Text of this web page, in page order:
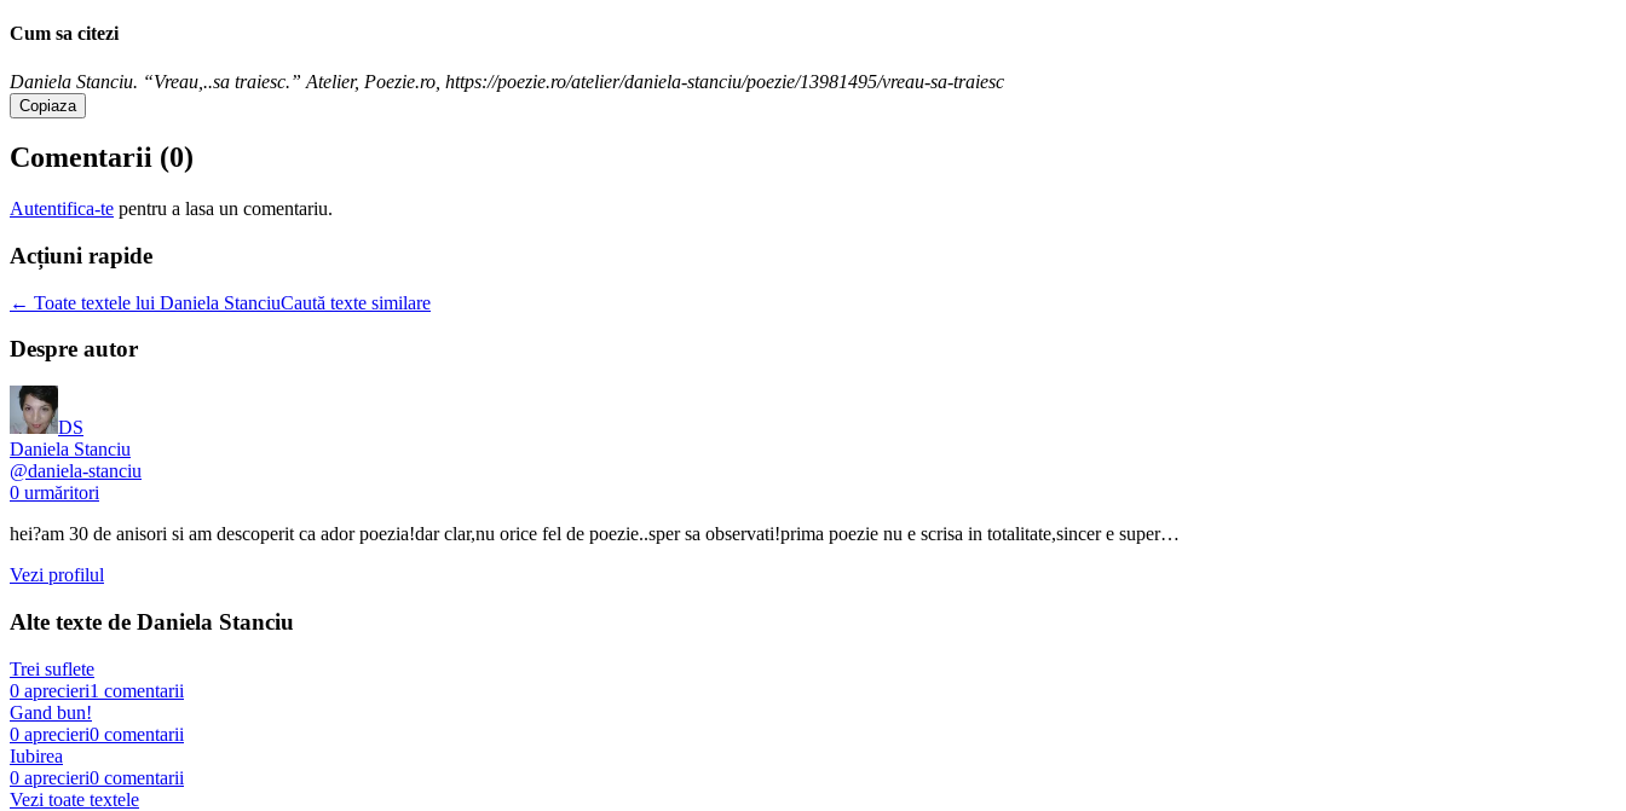
Cum sa citezi
Daniela Stanciu. “Vreau,..sa traiesc.” Atelier, Poezie.ro, https://poezie.ro/atelier/daniela-stanciu/poezie/13981495/vreau-sa-traiesc
Copiaza
Comentarii (0)
Autentifica-te pentru a lasa un comentariu.
Acțiuni rapide
← Toate textele lui Daniela StanciuCaută texte similare
Despre autor
DS
Daniela Stanciu
@daniela-stanciu
0 urmăritori
hei?am 30 de anisori si am descoperit ca ador poezia!dar clar,nu orice fel de poezie..sper sa observati!prima poezie nu e scrisa in totalitate,sincer e super…
Vezi profilul
Alte texte de Daniela Stanciu
Trei suflete
0 aprecieri1 comentarii
Gand bun!
0 aprecieri0 comentarii
Iubirea
0 aprecieri0 comentarii
Vezi toate textele